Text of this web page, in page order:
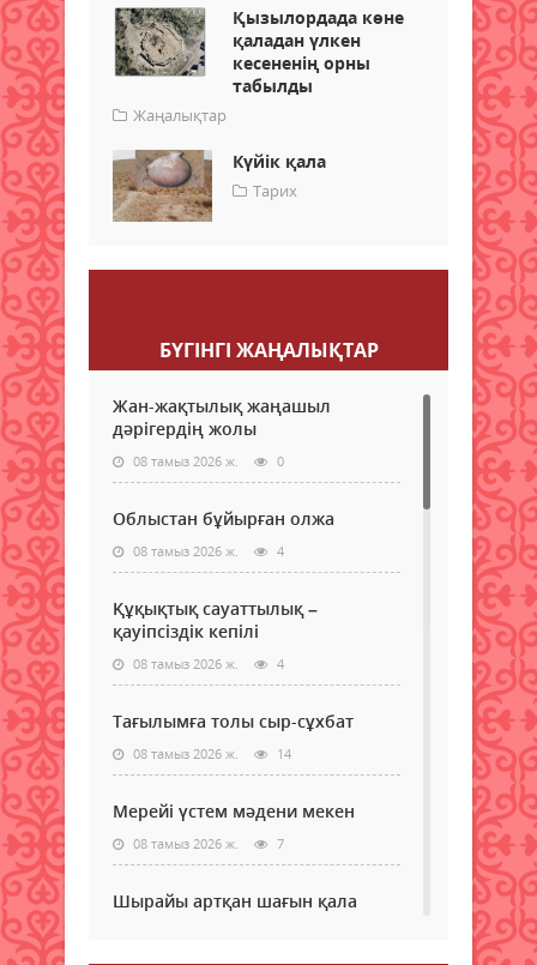
Қызылордада көне
қаладан үлкен
кесененің орны
табылды
Жаңалықтар
Күйік қала
Тарих
БҮГІНГI ЖАҢАЛЫҚТАР
Жан-жақтылық жаңашыл
дәрігердің жолы
08 тамыз 2026 ж. 0
Облыстан бұйырған олжа
08 тамыз 2026 ж. 4
Құқықтық сауаттылық –
қауіпсіздік кепілі
08 тамыз 2026 ж. 4
Тағылымға толы сыр-сұхбат
08 тамыз 2026 ж. 14
Мерейі үстем мәдени мекен
08 тамыз 2026 ж. 7
Шырайы артқан шағын қала